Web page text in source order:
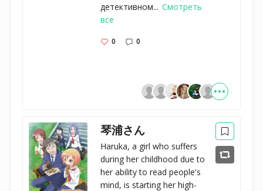
детективном... Смотреть
все
0 0
琴浦さん
Haruka, a girl who suffers
during her childhood due to
her ability to read people's
mind, is starting her high-